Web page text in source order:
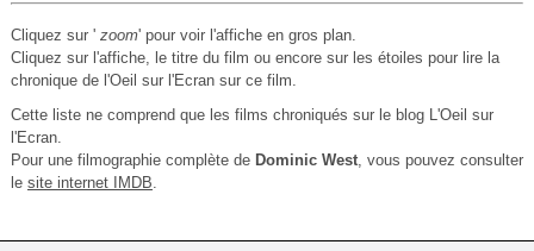
Cliquez sur ' zoom' pour voir l'affiche en gros plan.
Cliquez sur l'affiche, le titre du film ou encore sur les étoiles pour lire la
chronique de l'Oeil sur l'Ecran sur ce film.
Cette liste ne comprend que les films chroniqués sur le blog L'Oeil sur
l'Ecran.
Pour une filmographie complète de Dominic West, vous pouvez consulter
le site internet IMDB.